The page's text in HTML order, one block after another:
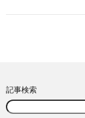
記事検索